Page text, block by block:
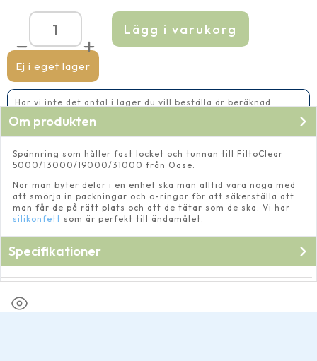
Ej i eget lager
Spännring
till
FiltoClear
5/13/19/31000
mängd
Lägg i varukorg
Har vi inte det antal i lager du vill beställa är beräknad
Om produkten
Spännring som håller fast locket och tunnan till FiltoClear
5000/13000/19000/31000 från Oase.
När man byter delar i en enhet ska man alltid vara noga med
att smörja in packningar och o-ringar för att säkerställa att
man får de på rätt plats och att de tätar som de ska. Vi har
silikonfett som är perfekt till ändamålet.
Specifikationer